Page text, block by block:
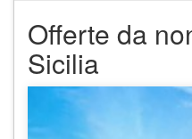
Offerte da
Sicilia